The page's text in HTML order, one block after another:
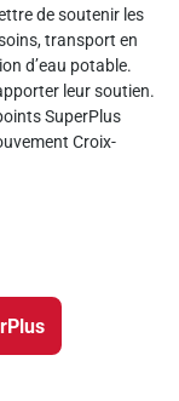
de soutenir les
transport en
d’eau potable.
leur soutien.
SuperPlus
Croix-